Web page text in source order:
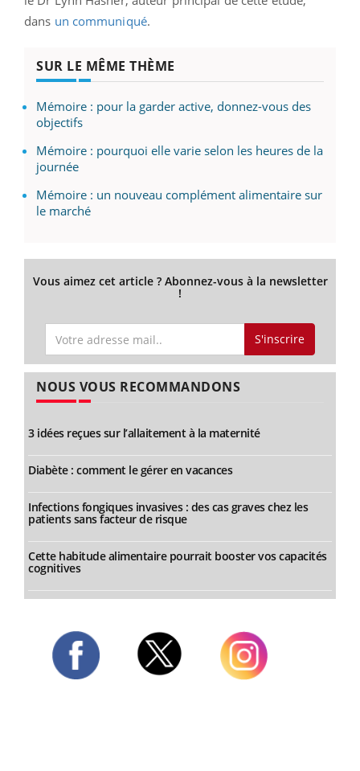
dans un communiqué.
SUR LE MÊME THÈME
Mémoire : pour la garder active, donnez-vous des
objectifs
Mémoire : pourquoi elle varie selon les heures de la
journée
Mémoire : un nouveau complément alimentaire sur
le marché
Vous aimez cet article ? Abonnez-vous à la newsletter
!
S'inscrire
NOUS VOUS RECOMMANDONS
3 idées reçues sur l’allaitement à la maternité
Diabète : comment le gérer en vacances
Infections fongiques invasives : des cas graves chez les
patients sans facteur de risque
Cette habitude alimentaire pourrait booster vos capacités
cognitives